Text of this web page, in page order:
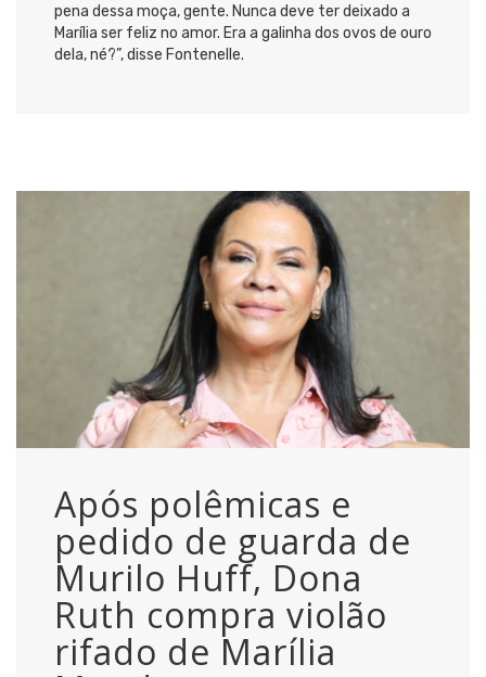
pena dessa moça, gente. Nunca deve ter deixado a
Marília ser feliz no amor. Era a galinha dos ovos de ouro
dela, né?”, disse Fontenelle.
Após polêmicas e
pedido de guarda de
Murilo Huff, Dona
Ruth compra violão
rifado de Marília